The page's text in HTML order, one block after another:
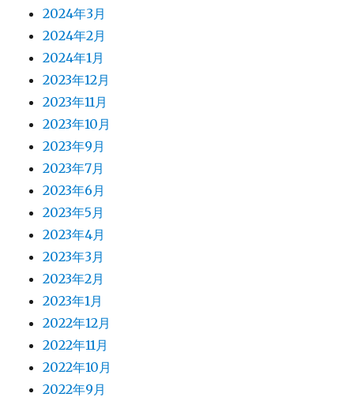
2024年3月
2024年2月
2024年1月
2023年12月
2023年11月
2023年10月
2023年9月
2023年7月
2023年6月
2023年5月
2023年4月
2023年3月
2023年2月
2023年1月
2022年12月
2022年11月
2022年10月
2022年9月